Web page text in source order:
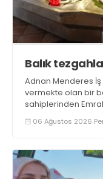
Balık
Adnan Menderes İş
vermekte olan bir
sahiplerinden
tezgahlarda taze
boyunca
06 Ağustos 2026